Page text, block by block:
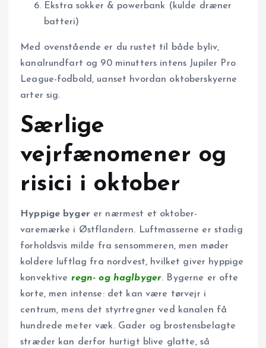
Ekstra sokker & powerbank (kulde dræner
batteri)
Med ovenstående er du rustet til både byliv,
kanalrundfart og 90 minutters intens Jupiler Pro
League-fodbold, uanset hvordan oktoberskyerne
arter sig.
Særlige
vejrfænomener og
risici i oktober
Hyppige byger er nærmest et oktober-
varemærke i Østflandern. Luftmasserne er stadig
forholdsvis milde fra sensommeren, men møder
koldere luftlag fra nordvest, hvilket giver hyppige
konvektive regn- og haglbyger. Bygerne er ofte
korte, men intense: det kan være tørvejr i
centrum, mens det styrtregner ved kanalen få
hundrede meter væk. Gader og brostensbelagte
stræder kan derfor hurtigt blive glatte, så